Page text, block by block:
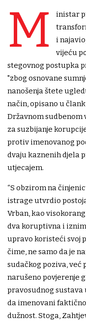
M
inistar
i
vijeću
stegovnog postupka
"zbog osnovane
nanošenja štete
način, opisano u
Državnom sudbenom
za suzbijanje
protiv imenovanog
dvaju kaznenih djela
utjecajem.
“S obzirom na
istrage utvrdio
Vrban, kao
dva koruptivna i
upravo koristeći svoj
čime, ne samo da je
sudačkog poziva, već
narušeno povjerenje
pravosudnog
da imenovani
dužnost. Stoga,